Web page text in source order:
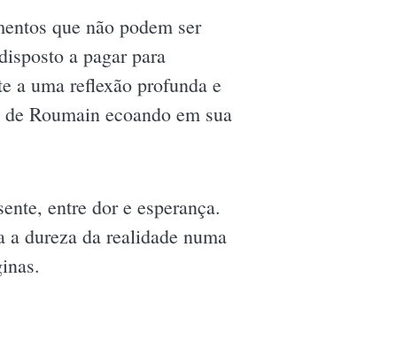
que não podem ser
a pagar para
a uma reflexão profunda e
Roumain ecoando em sua
entre dor e esperança.
dureza da realidade numa